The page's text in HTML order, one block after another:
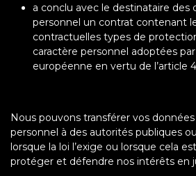
a conclu avec le destinataire des
personnel un contrat contenant
contractuelles types de
caractère personnel adoptées
européenne en vertu de l’article
Nous pouvons transférer vos
personnel à des autorités publiques
lorsque la loi l’exige ou lorsque cela
protéger et défendre nos intérêts en